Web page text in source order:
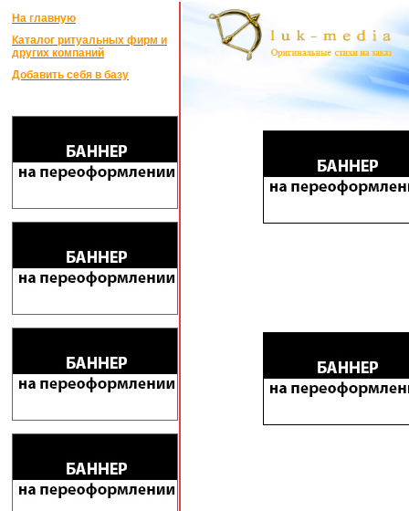
На главную
Каталог ритуальных фирм и
других компаний
Добавить себя в базу